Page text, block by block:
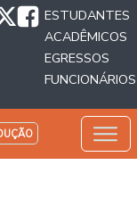
ESTUDANTES
ACADÊMICOS
EGRESSOS
FUNCIONÁRIOS